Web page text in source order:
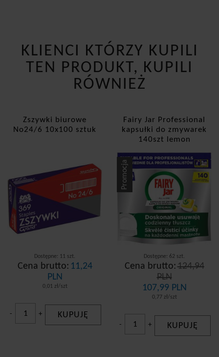
KLIENCI KTÓRZY KUPILI
TEN PRODUKT, KUPILI
RÓWNIEŻ
Zszywki biurowe
No24/6 10x100 sztuk
Dostępne: 11 szt.
Cena brutto: 11,24
PLN
0,01 zł/szt
- + KUPUJĘ
Fairy Jar Professional
kapsułki do zmywarek
140szt lemon
Dostępne: 62 szt.
Cena brutto: 124,94
PLN
107,99 PLN
0,77 zł/szt
Promocja
- + KUPUJĘ